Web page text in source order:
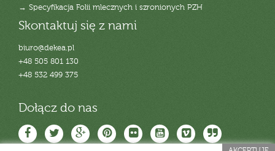
→ Specyfikacja Folii mlecznych i szronionych PZH
Skontaktuj się z nami
biuro@dekea.pl
+48 505 801 130
+48 532 499 375
Dołącz do nas